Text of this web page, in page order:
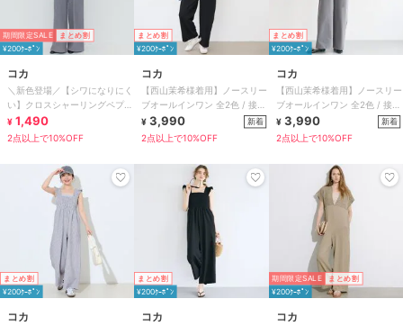
期間限定SALE
まとめ割
¥200ｸｰﾎﾟﾝ
コカ
＼新色登場／【シワになりにく
い】クロスシャーリングペプラ
ムオールインワン 全2色
¥ 1,490
2点以上で10%OFF
まとめ割
¥200ｸｰﾎﾟﾝ
コカ
【西山茉希様着用】ノースリー
ブオールインワン 全2色 / 接触
冷感・シワになりにくい
¥ 3,990 新着
2点以上で10%OFF
まとめ割
¥200ｸｰﾎﾟﾝ
コカ
【西山茉希様着用】ノースリー
ブオールインワン 全2色 / 接触
冷感・シワになりにくい
¥ 3,990 新着
2点以上で10%OFF
まとめ割
¥200ｸｰﾎﾟﾝ
コカ
まとめ割
¥200ｸｰﾎﾟﾝ
コカ
期間限定SALE
まとめ割
¥200ｸｰﾎﾟﾝ
コカ